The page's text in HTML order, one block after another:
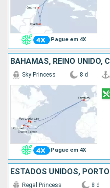
Pague em 4X
Pague em 4X
Sky Princess 8 d
Regal Princess 8 d